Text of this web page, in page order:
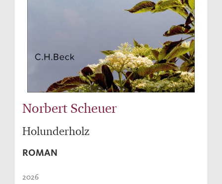
Norbert Scheuer
Holunderholz
ROMAN
2026